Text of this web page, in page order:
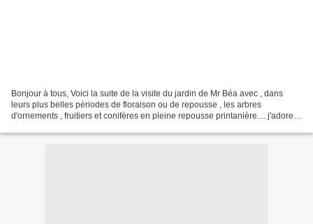
Bonjour à tous, Voici la suite de la visite du jardin de Mr Béa avec , dans
leurs plus belles périodes de floraison ou de repousse , les arbres
d'ornements , fruitiers et conifères en pleine repousse printanière.... j'adore